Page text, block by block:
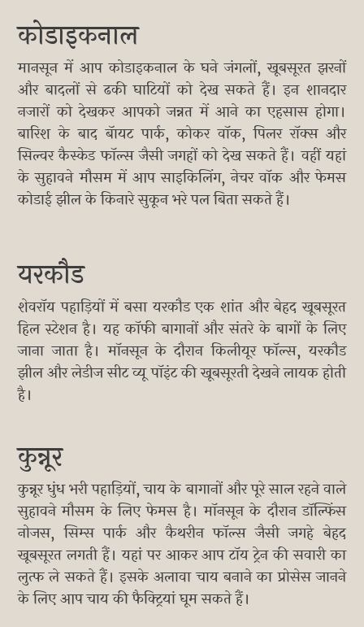
कोडाइकनाल
मानसून में आप कोडाइकनाल के घने जंगलों, खूबसूरत झरनों
और बादलों से ढकी घाटियों को देख सकते हैं। इन शानदार
नजारों को देखकर आपको जन्नत में आने का एहसास होगा।
बारिश के बाद बॅायट पार्क, कोकर वॉक, पिलर रॉक्स और
सिल्वर कैस्केड फॉल्स जैसी जगहों को देख सकते हैं। वहीं यहां
के सुहावने मौसम में आप साइकिलिंग, नेचर वॉक और फेमस
कोडाई झील के किनारे सुकून भरे पल बिता सकते हैं।
यरकौड
शेवरॉय पहाड़ियों में बसा यरकौड एक शांत और बेहद खूबसूरत
हिल स्टेशन है। यह कॉफी बागानों और संतरे के बागों के लिए
जाना जाता है। मॉनसून के दौरान किलीयूर फॉल्स, यरकौड
झील और लेडीज सीट व्यू पॉइंट की खूबसूरती देखने लायक होती
है।
कुन्नूर
कुन्नूर धुंध भरी पहाड़ियों, चाय के बागानों और पूरे साल रहने वाले
सुहावने मौसम के लिए फेमस है। मॉनसून के दौरान डॉल्फिंस
नोजस, सिम्स पार्क और कैथरीन फॉल्स जैसी जगहे बेहद
खूबसूरत लगती हैं। यहां पर आकर आप टॉय ट्रेन की सवारी का
लुत्फ ले सकते हैं। इसके अलावा चाय बनाने का प्रोसेस जानने
के लिए आप चाय की फैक्ट्रियां घूम सकते हैं।